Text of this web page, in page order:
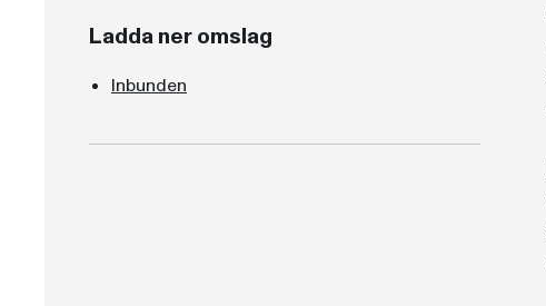
Ladda ner omslag
Inbunden